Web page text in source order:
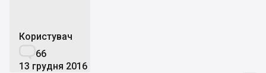
Користувач
66
13 грудня 2016